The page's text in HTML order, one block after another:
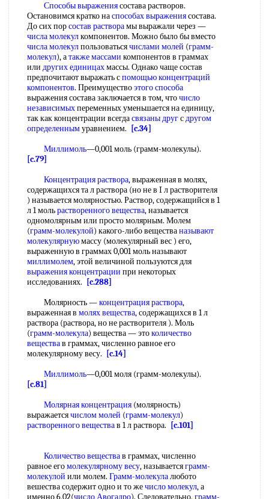
Способы выражениясостава растворов.
Остановимся кратко наспособах выражениясостава.
До сих порсостав растворамы выражали через —
числа молекулкомпонентов. Можно было бы вместо
числа молекулпользоватьсячислами молей (грамм-
молекул), атакже массами компонентов в граммах
или других единицахмассы. Однако чаще состав
предпочитают выражать спомощью концентраций
компонентов. Преимуществоэтого способа
выражения состава заключается в том, чточисло
независимыхпеременных уменьшается на единицу,
так как концентрации всегдасвязаны другсдругом
определеннымуравнением.
[c.34]
Миллимоль—0,001 моль (грамм-молекулы).
[c.79]
Концентрация раствора, выраженная в молях,
содержащихся та л раствора (но не в I л растворителя
) называется молярностью. Раствор, содержащийся в 1
л 1 мольрастворенного вещества, называется
одномолярным или просто молярным. Молем
(грамм-молекулой) какого-либо веществаназывают
молекулярнуюмассу (молекулярный вес ) его,
выраженную в граммах 0,001 моль называют
миллимолем, этой величиной пользуются для
выражения концентрации при некоторых
исследованиях.
[c.288]
Молярность —концентрация раствора,
выраженная в молях вещества, содержащихся в 1 л
раствора (раствора, но не растворителя ). Моль
(грамм-молекула) вещества — этоколичество
веществав граммах, численно равное его
молекулярному весу.
[c.14]
Миллимоль—0,001 моля (грамм-молекулы).
[c.81]
Молярная концентрация (молярность)
выражаетсячислом молей (грамм-молекул)
растворенного веществав 1 л раствора. [c.101]
Количество веществав граммах, численно
равное егомолекулярному весу, называетсяграмм-
молекулой или молем. Грамм-молекулалюбото
вешества содержит одно и то жечисло молекул, а
именно 6,02(число Авогадро). Следовательно,грамм-